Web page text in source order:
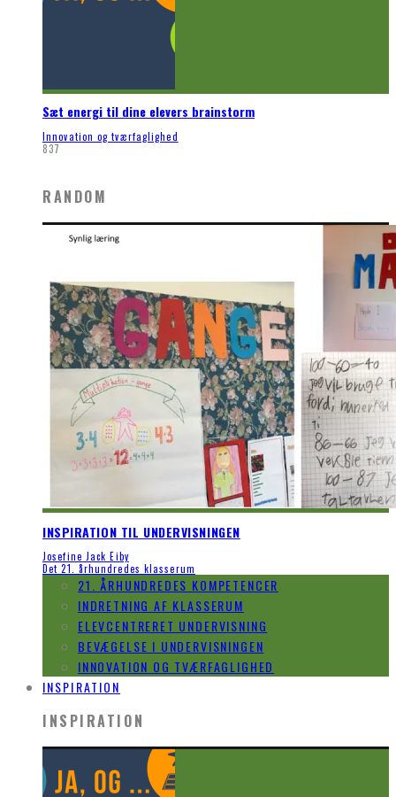
Sæt energi til dine elevers brainstorm
Innovation og tværfaglighed
837
RANDOM
INSPIRATION TIL UNDERVISNINGEN
Josefine Jack Eiby
Det 21. århundredes klasserum
21. ÅRHUNDREDES KOMPETENCER
INDRETNING AF KLASSERUM
ELEVCENTRERET UNDERVISNING
BEVÆGELSE I UNDERVISNINGEN
INNOVATION OG TVÆRFAGLIGHED
INSPIRATION
INSPIRATION